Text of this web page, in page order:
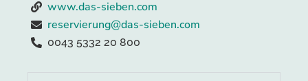
www.das-sieben.com
reservierung@das-sieben.com
0043 5332 20 800